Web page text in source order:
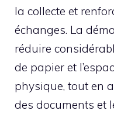
la collecte et
échanges. La
réduire
de papier et
physique, tout en
des documents et